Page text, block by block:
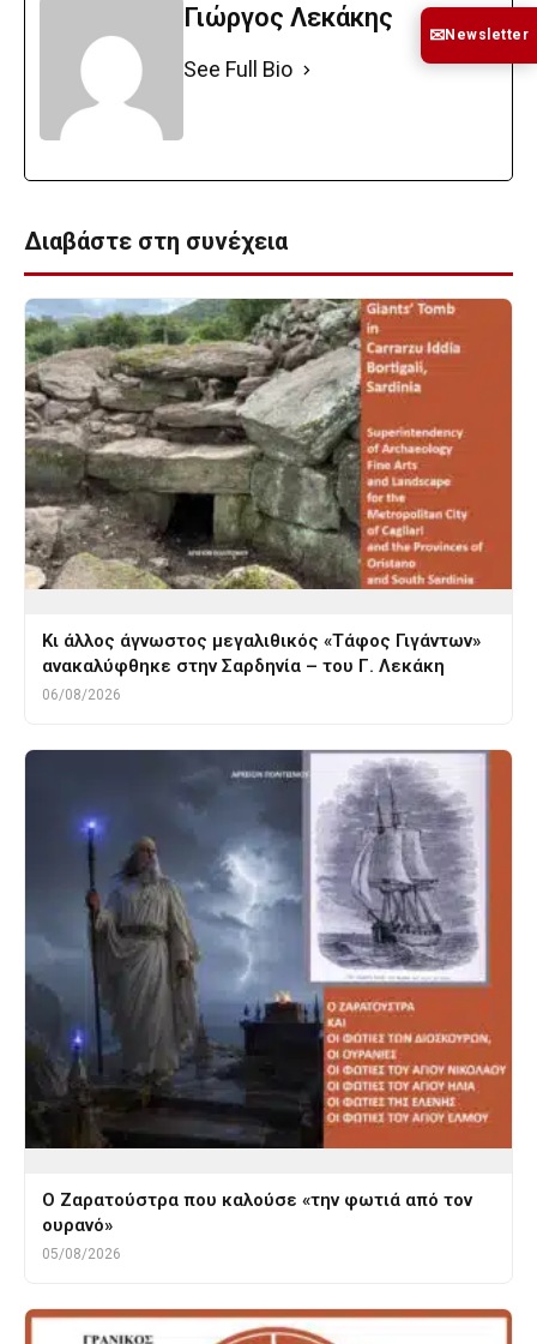
Γιώργος Λεκάκης
See Full Bio
Διαβάστε στη συνέχεια
Κι άλλος άγνωστος μεγαλιθικός «Τάφος Γιγάντων»
ανακαλύφθηκε στην Σαρδηνία – του Γ. Λεκάκη
06/08/2026
Ο Ζαρατούστρα που καλούσε «την φωτιά από τον
ουρανό»
05/08/2026
✉Newsletter